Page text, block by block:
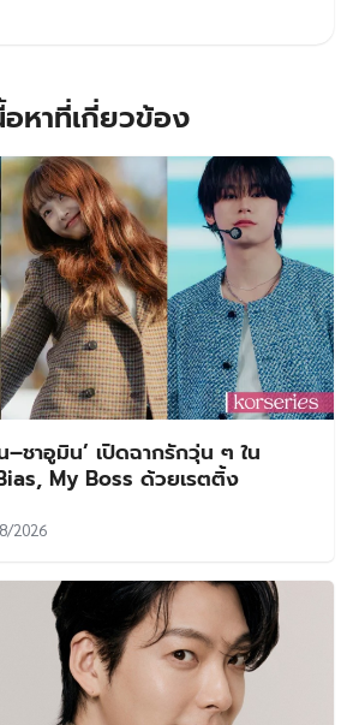
อหาที่เกี่ยวข้อง
ชาอูมิน’ เปิดฉากรักวุ่น ๆ ใน
My Boss ด้วยเรตติ้ง
2026